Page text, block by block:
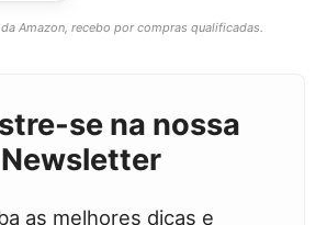
Amazon, recebo por compras qualificadas.
se na nossa
Newsletter
as melhores dicas e